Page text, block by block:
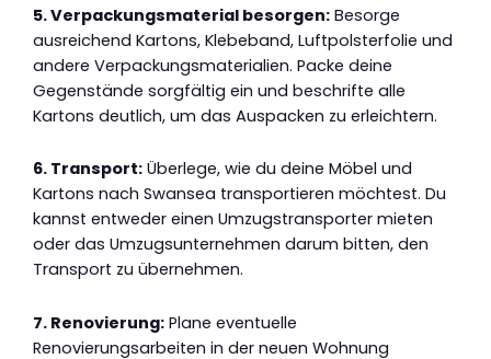
5. Verpackungsmaterial besorgen: Besorge
ausreichend Kartons, Klebeband, Luftpolsterfolie und
andere Verpackungsmaterialien. Packe deine
Gegenstände sorgfältig ein und beschrifte alle
Kartons deutlich, um das Auspacken zu erleichtern.
6. Transport: Überlege, wie du deine Möbel und
Kartons nach Swansea transportieren möchtest. Du
kannst entweder einen Umzugstransporter mieten
oder das Umzugsunternehmen darum bitten, den
Transport zu übernehmen.
7. Renovierung: Plane eventuelle
Renovierungsarbeiten in der neuen Wohnung